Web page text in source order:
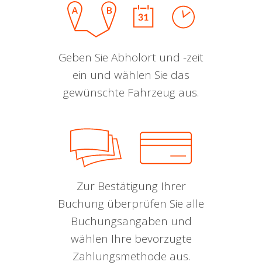
Geben Sie Abholort und -zeit
ein und wählen Sie das
gewünschte Fahrzeug aus.
Zur Bestätigung Ihrer
Buchung überprüfen Sie alle
Buchungsangaben und
wählen Ihre bevorzugte
Zahlungsmethode aus.